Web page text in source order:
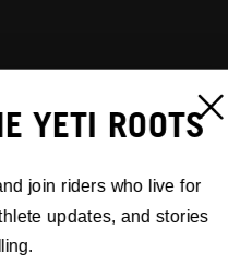
YETI ROOTS
join riders who live for
updates, and stories